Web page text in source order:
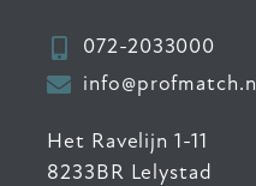
072-2033000
info@profmatch.nl
Het Ravelijn 1-11
8233BR Lelystad